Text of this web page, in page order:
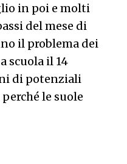
in poi e molti
del mese di
il problema dei
scuola il 14
di potenziali
le suole